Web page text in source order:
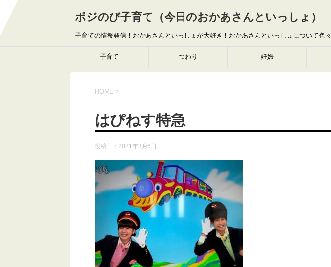
ポジのび子育て（今日のおかあさんといっしょ）
子育ての情報発信！おかあさんといっしょが大好き！おかあさんといっしょについて
子育て つわり 妊娠
HOME >
はぴねす特急
投稿日： 2021年3月6日